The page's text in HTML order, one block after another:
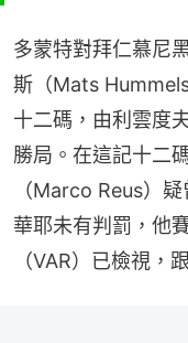
多蒙特對拜仁慕尼
斯（Mats
十二碼，由利雲度
勝局。在這記十二
（Marco Reus）
華耶未有判罰，他
（VAR）已檢視，